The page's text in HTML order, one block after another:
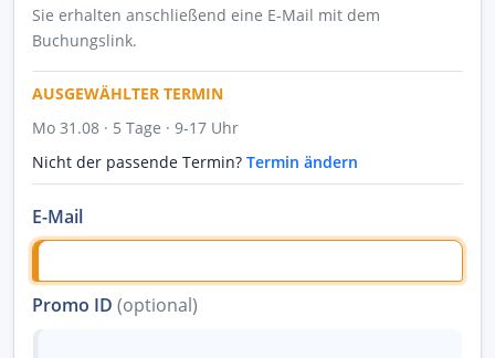
Sie erhalten anschließend eine E-Mail mit dem
Buchungslink.
AUSGEWÄHLTER TERMIN
Mo 31.08 · 5 Tage · 9-17 Uhr
Nicht der passende Termin? Termin ändern
E-Mail
Promo ID (optional)